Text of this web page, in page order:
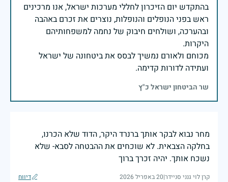
בהתקדש יום הזיכרון לחללי מערכות ישראל, אנו מרכינים
ראש בפני הנופלים והנופלות, נוצרים את זכרם באהבה
ובהערכה, ושולחים חיבוק של נחמה למשפחותיהם
מכוחם ולאורם נמשיך לבסס את ביטחונה של ישראל
ועתידה לדורות קדימה.
שר הביטחון ישראל כ"ץ
מחר נבוא לבקר אותך ברנרד היקר, הדוד שלא הכרנו,
בחלקה הצבאית. לא שוכחים את ההבטחה לסבא- שלא
נשכח אותך. יהיה זכרך ברוך
קרן לוי גנני סניידר|20 באפריל 2026 דיווח